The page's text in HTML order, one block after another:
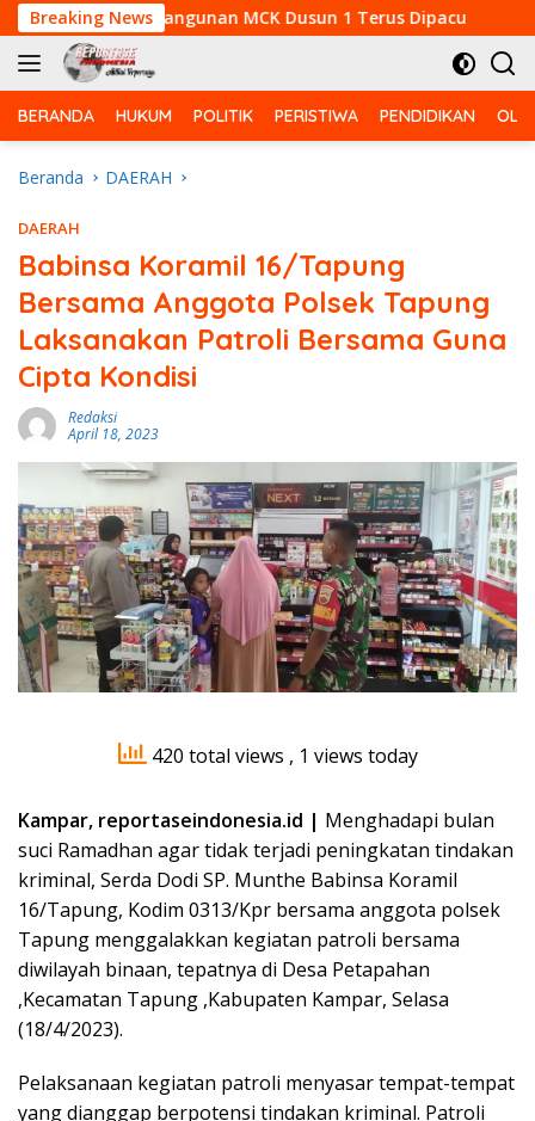
Langsung
ke
konten
Breaking News
Pembangunan MCK Dusun 1 Terus Dipacu
BERANDA HUKUM POLITIK PERISTIWA PENDIDIKAN
Beranda DAERAH
DAERAH
Babinsa Koramil 16/Tapung
Bersama Anggota Polsek Tapung
Laksanakan Patroli Bersama Guna
Cipta Kondisi
Redaksi
April 18, 2023
420 total views , 1 views today
Kampar, reportaseindonesia.id | Menghadapi bulan
suci Ramadhan agar tidak terjadi peningkatan tindakan
kriminal, Serda Dodi SP. Munthe Babinsa Koramil
16/Tapung, Kodim 0313/Kpr bersama anggota polsek
Tapung menggalakkan kegiatan patroli bersama
diwilayah binaan, tepatnya di Desa Petapahan
,Kecamatan Tapung ,Kabupaten Kampar, Selasa
(18/4/2023).
Pelaksanaan kegiatan patroli menyasar tempat-tempat
yang dianggap berpotensi tindakan kriminal. Patroli